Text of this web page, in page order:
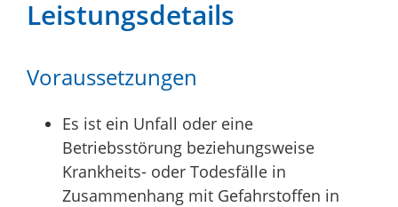
Leistungsdetails
Voraussetzungen
Es ist ein Unfall oder eine
Betriebsstörung beziehungsweise
Krankheits- oder Todesfälle in
Zusammenhang mit Gefahrstoffen in